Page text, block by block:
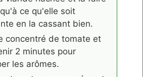
ce qu'elle soit
en la cassant bien.
concentré de tomate et
2 minutes pour
les arômes.